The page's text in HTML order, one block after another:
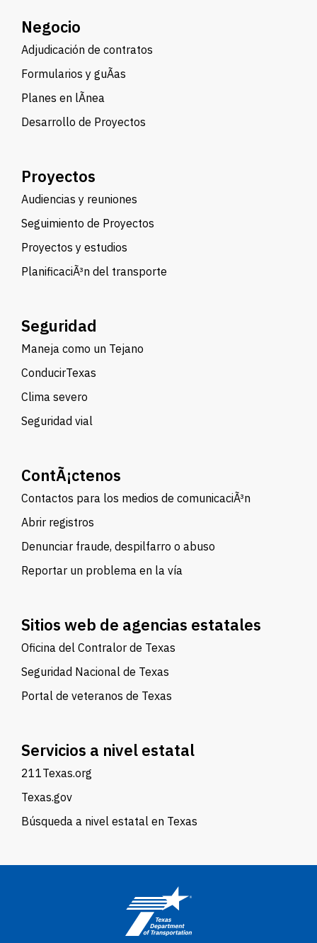
Negocio
Adjudicación de contratos
Formularios y guÃ­as
Planes en lÃ­nea
Desarrollo de Proyectos
Proyectos
Audiencias y reuniones
Seguimiento de Proyectos
Proyectos y estudios
PlanificaciÃ³n del transporte
Seguridad
Maneja como un Tejano
ConducirTexas
Clima severo
Seguridad vial
ContÃ¡ctenos
Contactos para los medios de comunicaciÃ³n
Abrir registros
Denunciar fraude, despilfarro o abuso
Reportar un problema en la vía
Sitios web de agencias estatales
Oficina del Contralor de Texas
Seguridad Nacional de Texas
Portal de veteranos de Texas
Servicios a nivel estatal
211Texas.org
Texas.gov
Búsqueda a nivel estatal en Texas